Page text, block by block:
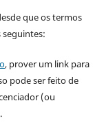
que os termos
seguintes:
, prover um link para
pode ser feito de
(ou